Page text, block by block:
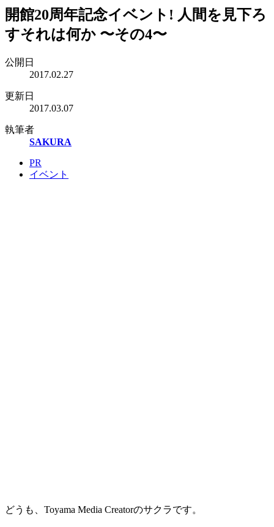
開館20周年記念イベント! 人間を見下ろ
すそれは何か 〜その4〜
公開日
2017.02.27
更新日
2017.03.07
執筆者
SAKURA
PR
イベント
どうも、Toyama Media Creatorのサクラです。